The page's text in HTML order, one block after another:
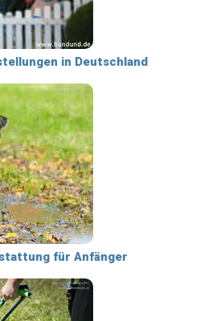
in Deutschland
für Anfänger